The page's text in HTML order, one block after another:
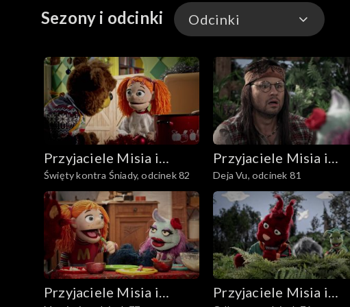
Sezony i odcinki Odcinki
Odcinki
Przyjaciele Misia i
Margolci
Święty kontra Śniady, odcinek 82
Przyjaciele Misia i
Margolci
Deja Vu, odcinek 81
Przyjaciele Misia i
Przyjaciele Misia i